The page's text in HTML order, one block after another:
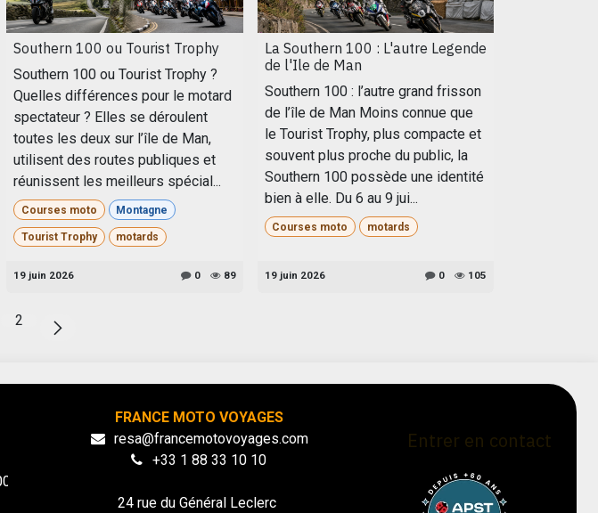
Southern 100 ou Tourist Trophy
Southern 100 ou Tourist Trophy ?
Quelles différences pour le motard
spectateur ? Elles se déroulent
toutes les deux sur l’île de Man,
utilisent des routes publiques et
réunissent les meilleurs spécial...
Courses moto Montagne
Tourist Trophy motards
19 juin 2026 0 89
La Southern 100 : L'autre Legende
de l'Ile de Man
Southern 100 : l’autre grand frisson
de l’île de Man Moins connue que
le Tourist Trophy, plus compacte et
souvent plus proche du public, la
Southern 100 possède une identité
bien à elle. Du 6 au 9 jui...
Courses moto motards
19 juin 2026 0 105
2
FRANCE MOTO VOYAGES
resa@francemotovoyages.com
+33 1 88 33 10 10
24 rue du Général Leclerc
Entrer en contact